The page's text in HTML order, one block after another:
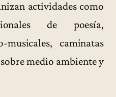
actividades como
de poesía,
musicales, caminatas
medio ambiente y